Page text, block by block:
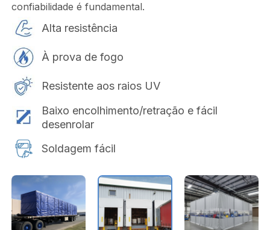
confiabilidade é fundamental.
Alta resistência
À prova de fogo
Resistente aos raios UV
Baixo encolhimento/retração e fácil
desenrolar
Soldagem fácil